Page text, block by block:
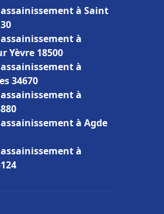
à Saint
à
Yèvre 18500
à
34670
à
à Agde
à